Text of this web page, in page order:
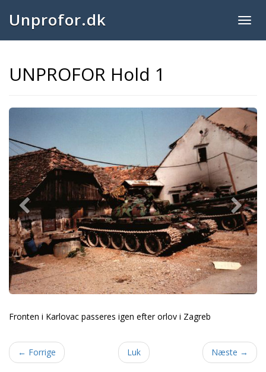
Unprofor.dk
UNPROFOR Hold 1
Previous Next
Fronten i Karlovac passeres igen efter orlov i Zagreb
← Forrige Luk Næste →